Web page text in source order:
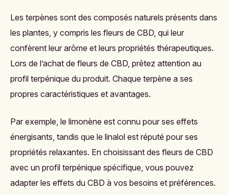
Les terpènes sont des composés naturels présents dans
les plantes, y compris les fleurs de CBD, qui leur
confèrent leur arôme et leurs propriétés thérapeutiques.
Lors de l’achat de fleurs de CBD, prêtez attention au
profil terpénique du produit. Chaque terpène a ses
propres caractéristiques et avantages.
Par exemple, le limonène est connu pour ses effets
énergisants, tandis que le linalol est réputé pour ses
propriétés relaxantes. En choisissant des fleurs de CBD
avec un profil terpénique spécifique, vous pouvez
adapter les effets du CBD à vos besoins et préférences.